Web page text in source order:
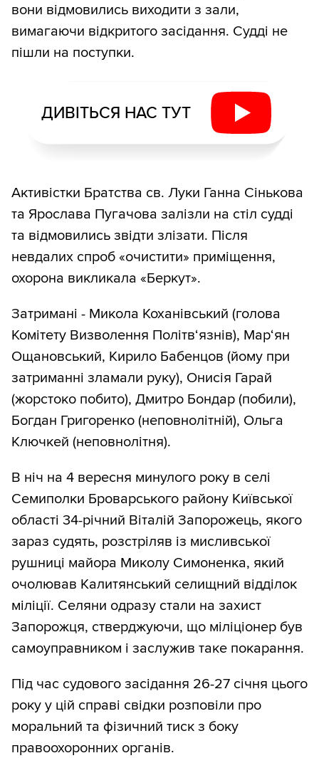
вони відмовились виходити з зали,
вимагаючи відкритого засідання. Судді не
пішли на поступки.
ДИВІТЬСЯ НАС ТУТ
Активістки Братства св. Луки Ганна Сінькова
та Ярослава Пугачова залізли на стіл судді
та відмовились звідти злізати. Після
невдалих спроб «очистити» приміщення,
охорона викликала «Беркут».
Затримані - Микола Коханівський (голова
Комітету Визволення Політв‘язнів), Мар‘ян
Ощановський, Кирило Бабенцов (йому при
затриманні зламали руку), Онисія Гарай
(жорстоко побито), Дмитро Бондар (побили),
Богдан Григоренко (неповнолітній), Ольга
Ключкей (неповнолітня).
В ніч на 4 вересня минулого року в селі
Семиполки Броварського району Київської
області 34-річний Віталій Запорожець, якого
зараз судять, розстріляв із мисливської
рушниці майора Миколу Симоненка, який
очолював Калитянський селищний відділок
міліції. Селяни одразу стали на захист
Запорожця, стверджуючи, що міліціонер був
самоуправником і заслужив таке покарання.
Під час судового засідання 26-27 січня цього
року у цій справі свідки розповіли про
моральний та фізичний тиск з боку
правоохоронних органів.